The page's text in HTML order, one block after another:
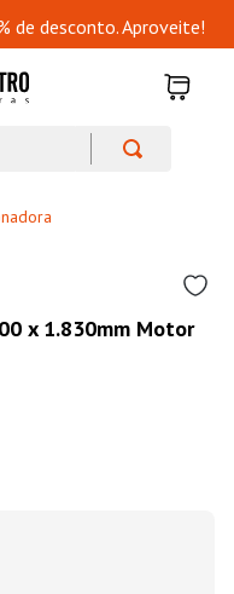
de desconto. Aproveite!
x 1.830mm Motor